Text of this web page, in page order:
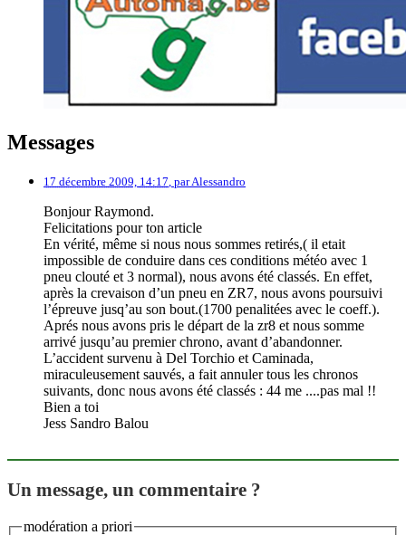
Messages
17 décembre 2009, 14:17 parAlessandro
Bonjour Raymond.
Felicitations pour ton article
En vérité, même si nous nous sommes retirés,( il etait
impossible de conduire dans ces conditions météo avec 1
pneu clouté et 3 normal), nous avons été classés. En effet,
après la crevaison d’un pneu en ZR7, nous avons poursuivi
l’épreuve jusq’au son bout.(1700 penalitées avec le coeff.).
Aprés nous avons pris le départ de la zr8 et nous somme
arrivé jusqu’au premier chrono, avant d’abandonner.
L’accident survenu à Del Torchio et Caminada,
miraculeusement sauvés, a fait annuler tous les chronos
suivants, donc nous avons été classés : 44 me ....pas mal !!
Bien a toi
Jess Sandro Balou
Un message, un commentaire ?
modération a priori